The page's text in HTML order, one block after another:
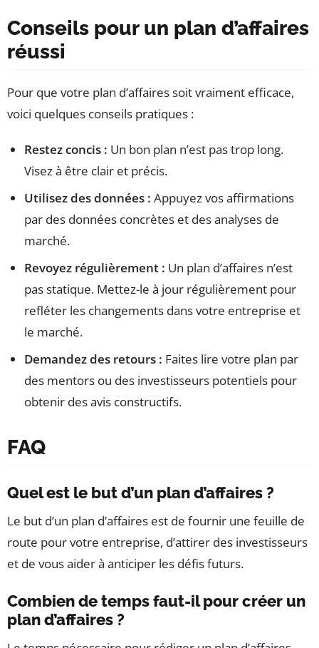
Conseils pour un plan d’affaires
réussi
Pour que votre plan d’affaires soit vraiment efficace,
voici quelques conseils pratiques :
Restez concis : Un bon plan n’est pas trop long.
Visez à être clair et précis.
Utilisez des données : Appuyez vos affirmations
par des données concrètes et des analyses de
marché.
Revoyez régulièrement : Un plan d’affaires n’est
pas statique. Mettez-le à jour régulièrement pour
refléter les changements dans votre entreprise et
le marché.
Demandez des retours : Faites lire votre plan par
des mentors ou des investisseurs potentiels pour
obtenir des avis constructifs.
FAQ
Quel est le but d’un plan d’affaires ?
Le but d’un plan d’affaires est de fournir une feuille de
route pour votre entreprise, d’attirer des investisseurs
et de vous aider à anticiper les défis futurs.
Combien de temps faut-il pour créer un
plan d’affaires ?